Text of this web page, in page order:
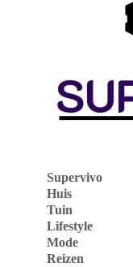
Supervivo
Huis
Tuin
Lifestyle
Mode
Reizen